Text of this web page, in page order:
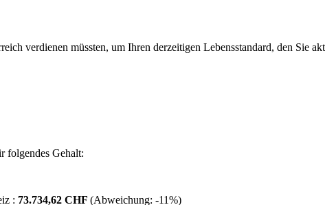
verdienen müssten, um Ihren derzeitigen Lebensstandard, den Sie
folgendes Gehalt:
: 73.734,62 CHF (Abweichung: -11%)